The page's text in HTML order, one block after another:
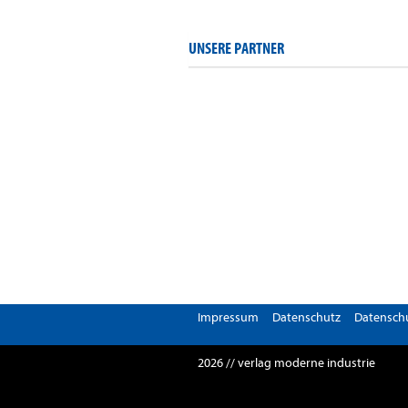
UNSERE PARTNER
Impressum Datenschutz
2026 // verlag moderne industrie